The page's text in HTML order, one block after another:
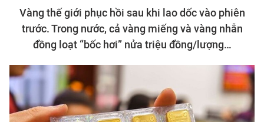
Vàng thế giới phục hồi sau khi lao dốc vào phiên
trước. Trong nước, cả vàng miếng và vàng nhẫn
đồng loạt “bốc hơi” nửa triệu đồng/lượng…